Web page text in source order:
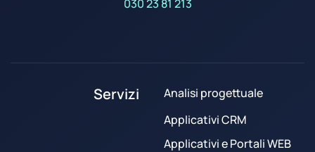
030 23 81 213
Servizi
Analisi progettuale
Applicativi CRM
Applicativi e Portali WEB